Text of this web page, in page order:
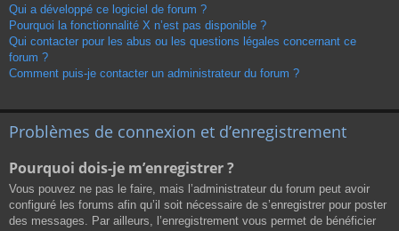
Qui a développé ce logiciel de forum ?
Pourquoi la fonctionnalité X n’est pas disponible ?
Qui contacter pour les abus ou les questions légales concernant ce
forum ?
Comment puis-je contacter un administrateur du forum ?
Problèmes de connexion et d’enregistrement
Pourquoi dois-je m’enregistrer ?
Vous pouvez ne pas le faire, mais l’administrateur du forum peut avoir
configuré les forums afin qu’il soit nécessaire de s’enregistrer pour poster
des messages. Par ailleurs, l’enregistrement vous permet de bénéficier